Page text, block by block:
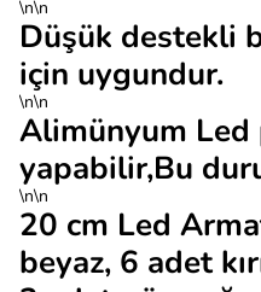
\n\n
Düşük destekli
için uygundur.
\n\n
Alimünyum Led
yapabilir,Bu
\n\n
20 cm Led
beyaz, 6 adet